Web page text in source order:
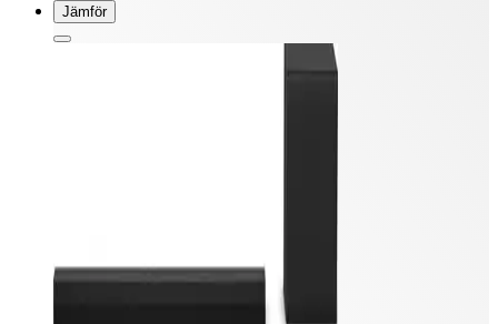
Jämför